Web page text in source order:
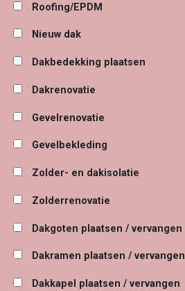
Roofing/EPDM
Nieuw dak
Dakbedekking plaatsen
Dakrenovatie
Gevelrenovatie
Gevelbekleding
Zolder- en dakisolatie
Zolderrenovatie
Dakgoten plaatsen / vervangen
Dakramen plaatsen / vervangen
Dakkapel plaatsen / vervangen